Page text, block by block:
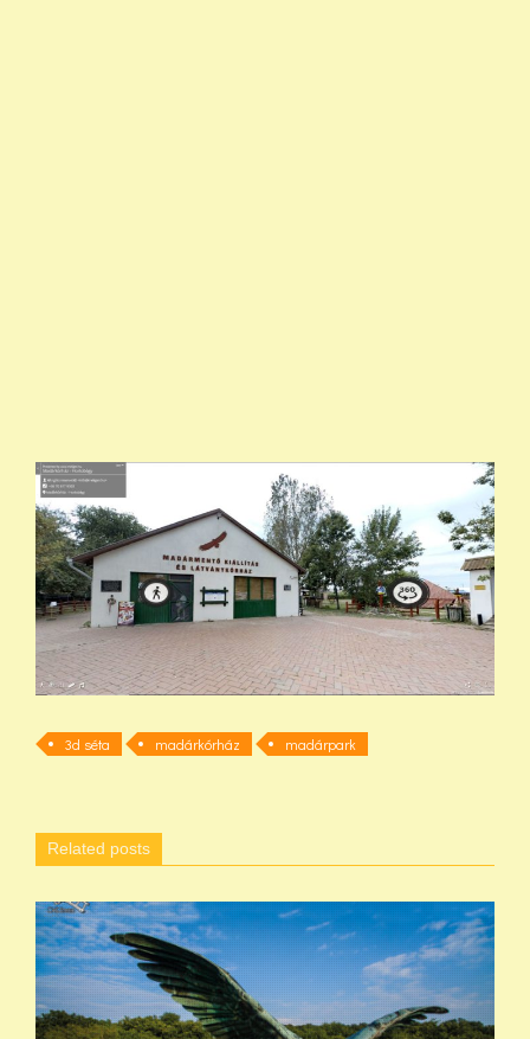
3d séta madárkórház madárpark
Related posts